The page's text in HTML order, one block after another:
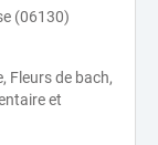
(06130)
Fleurs de bach,
et